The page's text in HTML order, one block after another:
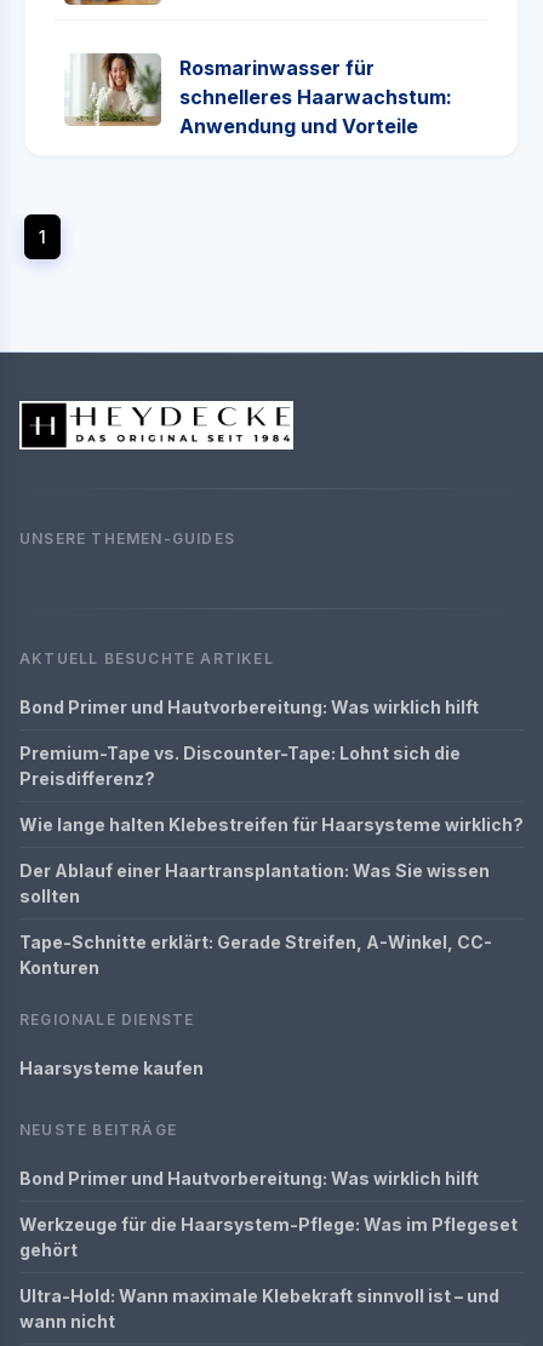
Rosmarinwasser für
schnelleres Haarwachstum:
Anwendung und Vorteile
1
UNSERE THEMEN-GUIDES
AKTUELL BESUCHTE ARTIKEL
Bond Primer und Hautvorbereitung: Was wirklich hilft
Premium-Tape vs. Discounter-Tape: Lohnt sich die
Preisdifferenz?
Wie lange halten Klebestreifen für Haarsysteme wirklich?
Der Ablauf einer Haartransplantation: Was Sie wissen
sollten
Tape-Schnitte erklärt: Gerade Streifen, A-Winkel, CC-
Konturen
REGIONALE DIENSTE
Haarsysteme kaufen
NEUSTE BEITRÄGE
Bond Primer und Hautvorbereitung: Was wirklich hilft
Werkzeuge für die Haarsystem-Pflege: Was im Pflegeset
gehört
Ultra-Hold: Wann maximale Klebekraft sinnvoll ist – und
wann nicht